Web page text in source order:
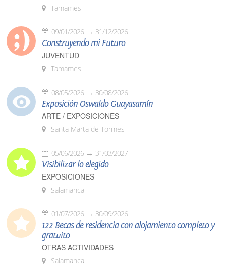
Tamames
09/01/2026 31/12/2026
Construyendo mi Futuro
JUVENTUD
Tamames
08/05/2026 30/08/2026
Exposición Oswaldo Guayasamín
ARTE / EXPOSICIONES
Santa Marta de Tormes
05/06/2026 31/03/2027
Visibilizar lo elegido
EXPOSICIONES
Salamanca
01/07/2026 30/09/2026
122 Becas de residencia con alojamiento completo y
gratuito
OTRAS ACTIVIDADES
Salamanca